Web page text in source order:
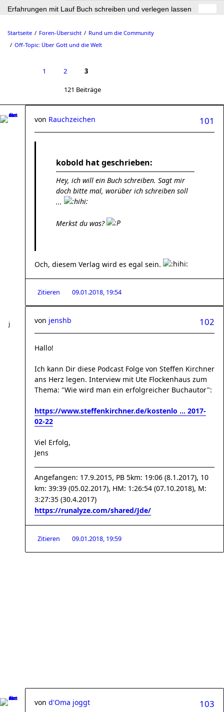
Erfahrungen mit Lauf Buch schreiben und verlegen lassen
Startseite Foren-Übersicht
Rund um die Community
Off-Topic: Über Gott und die Welt
1 2 3
121 Beiträge
101
von Rauchzeichen
kobold hat geschrieben:
Hey, ich will ein Buch schreiben. Sagt mir
doch bitte mal, worüber ich schreiben soll
...
Merkst du was?
Och, diesem Verlag wird es egal sein.
Zitieren 09.01.2018, 19:54
102
von jenshb
Hallo!
Ich kann Dir diese Podcast Folge von Steffen Kirchner
ans Herz legen. Interview mit Ute Flockenhaus zum
Thema: "Wie wird man ein erfolgreicher Buchautor":
https://www.steffenkirchner.de/kostenlo ... 2017-
02-22
Viel Erfolg,
Jens
Angefangen: 17.9.2015, PB 5km: 19:06 (8.1.2017), 10
km: 39:39 (05.02.2017), HM: 1:26:54 (07.10.2018), M:
3:27:35 (30.4.2017)
https://runalyze.com/shared/Jde/
Zitieren 09.01.2018, 19:59
103
von d'Oma joggt